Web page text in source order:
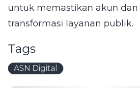
untuk memastikan akun
transformasi layanan publik.
Tags
ASN Digital